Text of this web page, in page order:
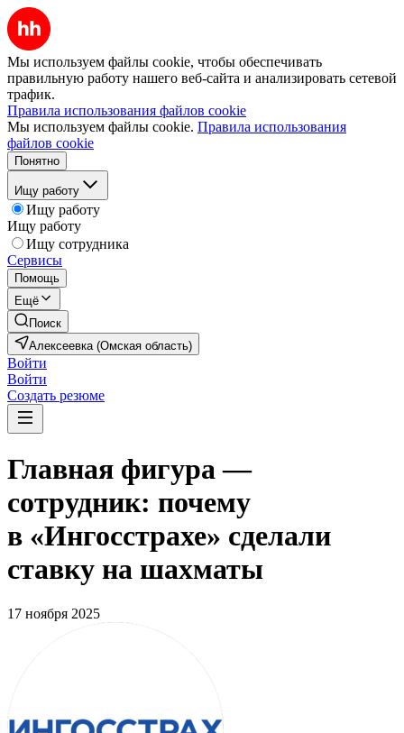
Мы используем файлы cookie, чтобы обеспечивать
правильную работу нашего веб-сайта и анализировать сетевой
трафик.
Правила использования файлов cookie
Мы используем файлы cookie. Правила использования
файлов cookie
Понятно
Ищу работу
Ищу работу
Ищу работу
Ищу сотрудника
Сервисы
Помощь
Ещё
Поиск
Алексеевка (Омская область)
Войти
Войти
Создать резюме
Главная фигура —
сотрудник: почему
в «Ингосстрахе» сделали
ставку на шахматы
17 ноября 2025